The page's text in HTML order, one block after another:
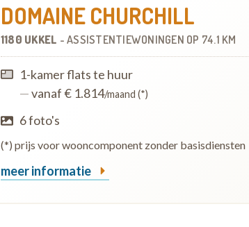
DOMAINE CHURCHILL
1180 UKKEL -ASSISTENTIEWONINGEN OP 74.1 KM
1-kamer flats te huur
—vanaf € 1.814/maand (*)
6 foto's
(*) prijs voor wooncomponent zonder basisdiensten
meer informatie